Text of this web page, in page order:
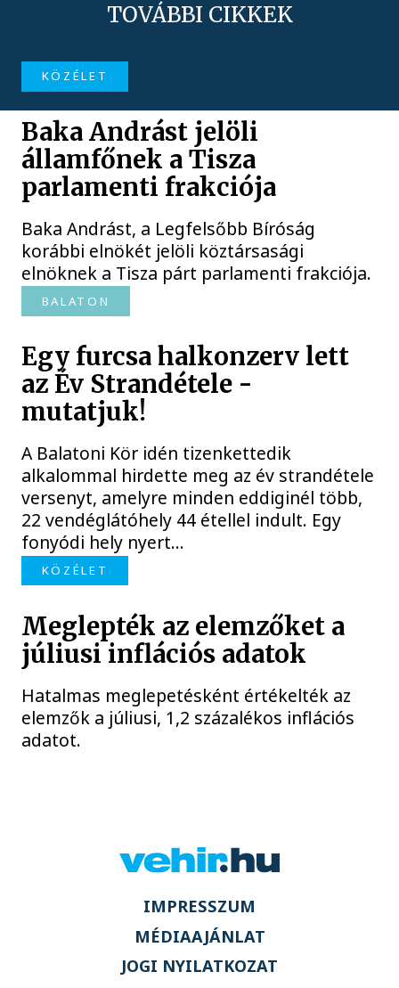
TOVÁBBI CIKKEK
KÖZÉLET
Baka Andrást jelöli
államfőnek a Tisza
parlamenti frakciója
Baka Andrást, a Legfelsőbb Bíróság
korábbi elnökét jelöli köztársasági
elnöknek a Tisza párt parlamenti frakciója.
BALATON
Egy furcsa halkonzerv lett
az Év Strandétele -
mutatjuk!
A Balatoni Kör idén tizenkettedik
alkalommal hirdette meg az év strandétele
versenyt, amelyre minden eddiginél több,
22 vendéglátóhely 44 étellel indult. Egy
fonyódi hely nyert...
KÖZÉLET
Meglepték az elemzőket a
júliusi inflációs adatok
Hatalmas meglepetésként értékelték az
elemzők a júliusi, 1,2 százalékos inflációs
adatot.
IMPRESSZUM
MÉDIAAJÁNLAT
JOGI NYILATKOZAT